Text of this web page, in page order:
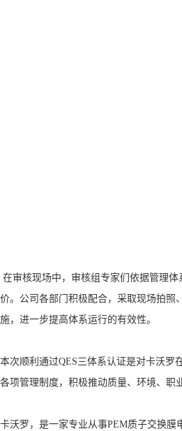
在审核现场中，审核组专家们依据管理
价。公司各部门积极配合，采取现场拍照
施，进一步提高体系运行的有效性。
本次顺利通过QES三体系认证是对卡沃
各项管理制度，积极推动质量、环境、职
卡沃罗，是一家专业从事PEM质子交换膜